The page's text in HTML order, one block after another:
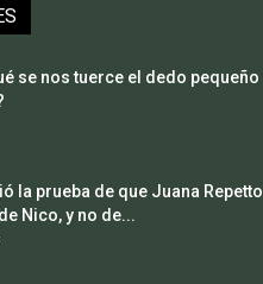
se nos tuerce el dedo pequeño
la prueba de que Juana Repetto
Nico, y no de...